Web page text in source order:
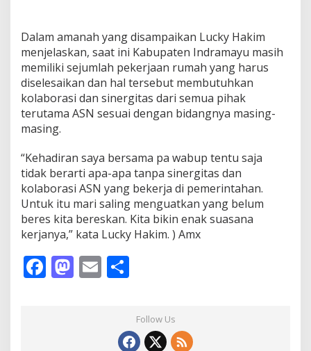
o
l
a
b
o
r
a
e
m
e
r
i
n
t
Dalam amanah yang disampaikan Lucky Hakim
menjelaskan, saat ini Kabupaten Indramayu masih
memiliki sejumlah pekerjaan rumah yang harus
diselesaikan dan hal tersebut membutuhkan
kolaborasi dan sinergitas dari semua pihak
terutama ASN sesuai dengan bidangnya masing-
masing.
“Kehadiran saya bersama pa wabup tentu saja
tidak berarti apa-apa tanpa sinergitas dan
kolaborasi ASN yang bekerja di pemerintahan.
Untuk itu mari saling menguatkan yang belum
beres kita bereskan. Kita bikin enak suasana
kerjanya,” kata Lucky Hakim. ) Amx
F M E
ar
eFollow Us